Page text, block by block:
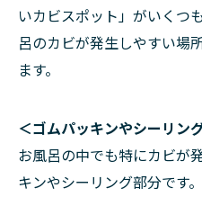
いカビスポット」がいくつ
呂のカビが発生しやすい場
ます。
＜ゴムパッキンやシーリン
お風呂の中でも特にカビが
キンやシーリング部分です